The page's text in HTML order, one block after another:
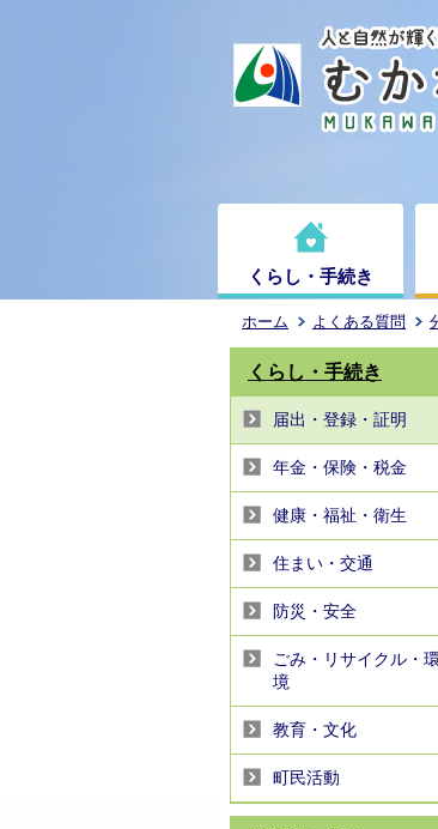
くらし・手続き
ホーム よくある質問
くらし・手続き
届出・登録・証明
年金・保険・税金
健康・福祉・衛生
住まい・交通
防災・安全
ごみ・リサイクル・
境
教育・文化
町民活動